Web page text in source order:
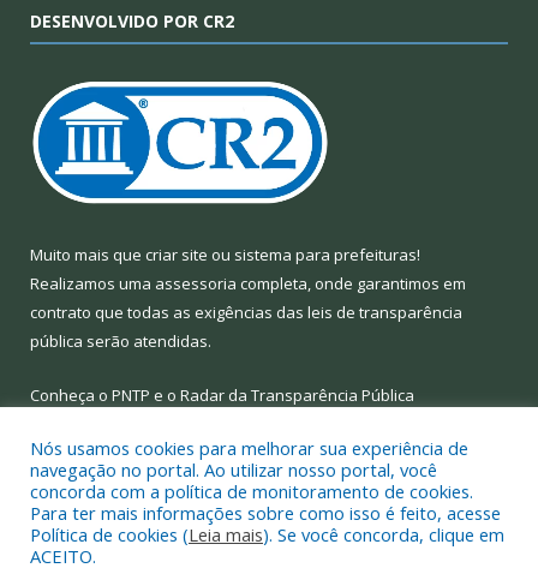
DESENVOLVIDO POR CR2
Muito mais que criar site ou sistema para prefeituras!
Realizamos uma assessoria completa, onde garantimos em
contrato que todas as exigências das leis de transparência
pública serão atendidas.
Conheça o PNTP e o Radar da Transparência Pública
Todos os direitos reservados a Prefeitura Municipal de Limoeiro
do Ajuru.
Nós usamos cookies para melhorar sua experiência de
navegação no portal. Ao utilizar nosso portal, você
concorda com a política de monitoramento de cookies.
Para ter mais informações sobre como isso é feito, acesse
Política de cookies (Leia mais). Se você concorda, clique em
ACEITO.